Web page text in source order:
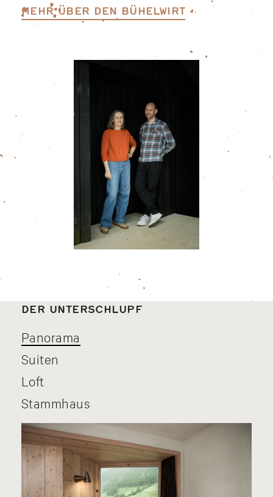
MEHR ÜBER DEN BÜHELWIRT
DER UNTERSCHLUPF
Panorama
Suiten
Loft
Stammhaus